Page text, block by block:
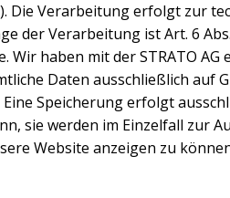
Die Verarbeitung erfolgt zur
der Verarbeitung ist Art. 6
haben mit der STRATO
Daten ausschließlich
Speicherung erfolgt
sie werden im Einzelfall
Website anzeigen zu